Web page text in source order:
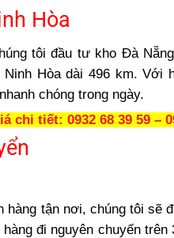
Hòa
tôi đầu tư kho Đà
Hòa dài 496 km. Với
chóng trong ngày.
chi tiết: 0932 68 39 59–
tận nơi, chúng tôi sẽ
đi nguyên chuyến